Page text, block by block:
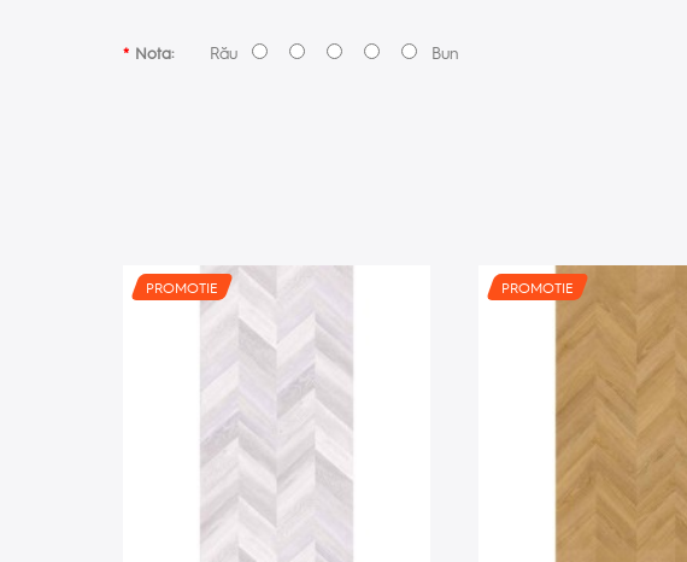
Nota:Rău Bun
PROMOTIE PROMOTIE